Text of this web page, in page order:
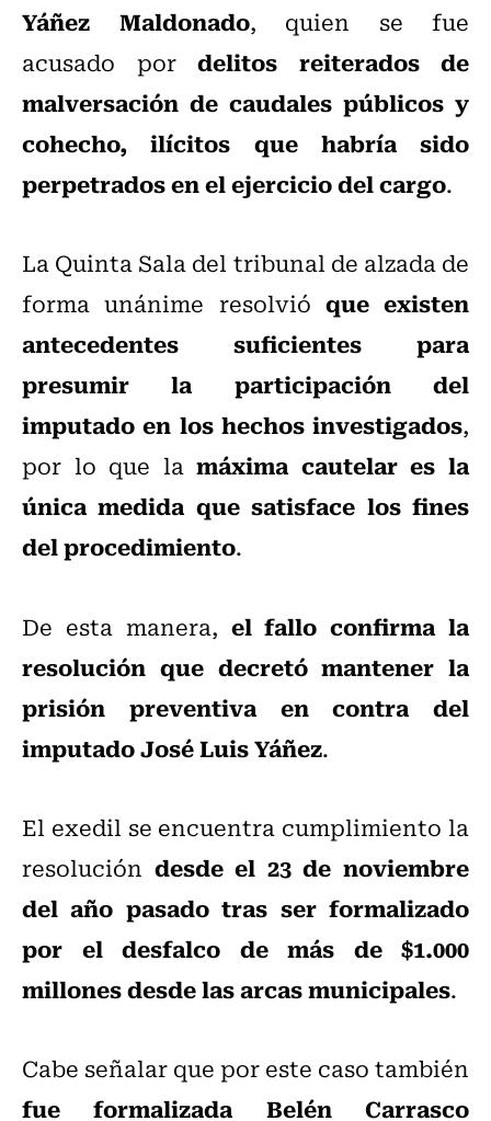
Yáñez Maldonado, quien se fue
acusado por delitos reiterados de
malversación de caudales públicos y
cohecho, ilícitos que habría sido
perpetrados en el ejercicio del cargo.
La Quinta Sala del tribunal de alzada de
forma unánime resolvió que existen
antecedentes suficientes para
presumir la participación del
imputado en los hechos investigados,
por lo que lamáxima cautelar es la
única medida que satisface los fines
del procedimiento.
De esta manera, el fallo confirma la
resolución que decretó mantener la
prisión preventiva en contra del
imputado José Luis Yáñez.
El exedil se encuentra cumplimiento la
resolución desde el 23 de noviembre
del año pasado tras ser formalizado
por el desfalco de más de $1.000
millones desde las arcas municipales.
Cabe señalar que por este caso también
fue formalizada Belén Carrasco